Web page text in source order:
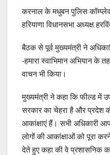
करनाल के मधुबन पुलिस
हरियाणा विधानसभा अध्यक्ष
बैठक से पूर्व मुख्यमंत्री ने
-हमारा स्वाभिमान अभियान के
वाचन भी किया।
मुख्यमंत्री ने कहा कि फील्ड में
सरकार का चेहरा है और
आकांक्षाएं हैं। सभी अधिकारी
लोगों की आकांक्षाओं को पूरा
देते हुए कहा की वे प्रशासनिक